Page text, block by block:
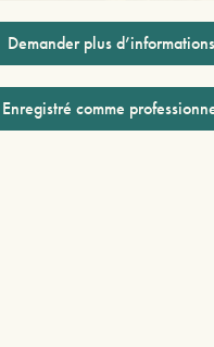
Demander plus d’informations
Enregistré comme